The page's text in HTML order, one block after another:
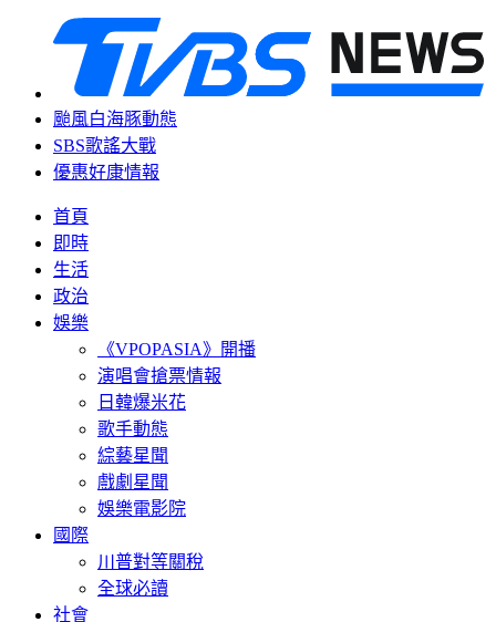
颱風白海豚動態
SBS歌謠大戰
優惠好康情報
首頁
即時
生活
政治
娛樂
《VPOPASIA》開播
演唱會搶票情報
日韓爆米花
歌手動態
綜藝星聞
戲劇星聞
娛樂電影院
國際
川普對等關稅
全球必讀
社會